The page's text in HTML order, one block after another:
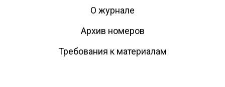
О журнале
Архив номеров
Требования к материалам